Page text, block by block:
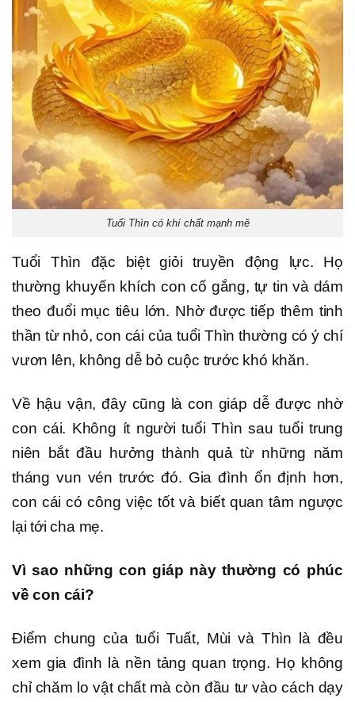
Tuổi Thìn có khí chất mạnh mẽ
Tuổi Thìn đặc biệt giỏi truyền động lực. Họ
thường khuyến khích con cố gắng, tự tin và dám
theo đuổi mục tiêu lớn. Nhờ được tiếp thêm tinh
thần từ nhỏ, con cái của tuổi Thìn thường có ý chí
vươn lên, không dễ bỏ cuộc trước khó khăn.
Về hậu vận, đây cũng là con giáp dễ được nhờ
con cái. Không ít người tuổi Thìn sau tuổi trung
niên bắt đầu hưởng thành quả từ những năm
tháng vun vén trước đó. Gia đình ổn định hơn,
con cái có công việc tốt và biết quan tâm ngược
lại tới cha mẹ.
Vì sao những con giáp này thường có phúc
về con cái?
Điểm chung của tuổi Tuất, Mùi và Thìn là đều
xem gia đình là nền tảng quan trọng. Họ không
chỉ chăm lo vật chất mà còn đầu tư vào cách dạy